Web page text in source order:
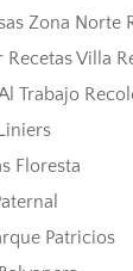
Zona Norte
Villa
Trabajo
Floresta
Patricios